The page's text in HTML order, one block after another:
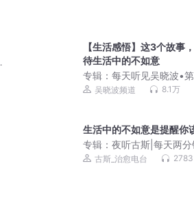
【生活感悟】这3个故事
待生活中的不如意
专辑：每天听见吴晓波•
吴晓波频道 8.1万
生活中的不如意是提醒你
专辑：夜听古斯|每天两分
实 古斯_治愈电台 2783